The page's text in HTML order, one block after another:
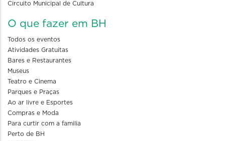
Circuito Municipal de Cultura
O que fazer em BH
Todos os eventos
Atividades Gratuitas
Bares e Restaurantes
Museus
Teatro e Cinema
Parques e Praças
Ao ar livre e Esportes
Compras e Moda
Para curtir com a familia
Perto de BH